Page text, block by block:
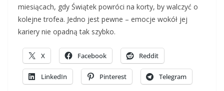
miesiącach, gdy Świątek powróci na korty, by walczyć o
kolejne trofea. Jedno jest pewne – emocje wokół jej
kariery nie opadną tak szybko.
X Facebook Reddit
LinkedIn Pinterest Telegram